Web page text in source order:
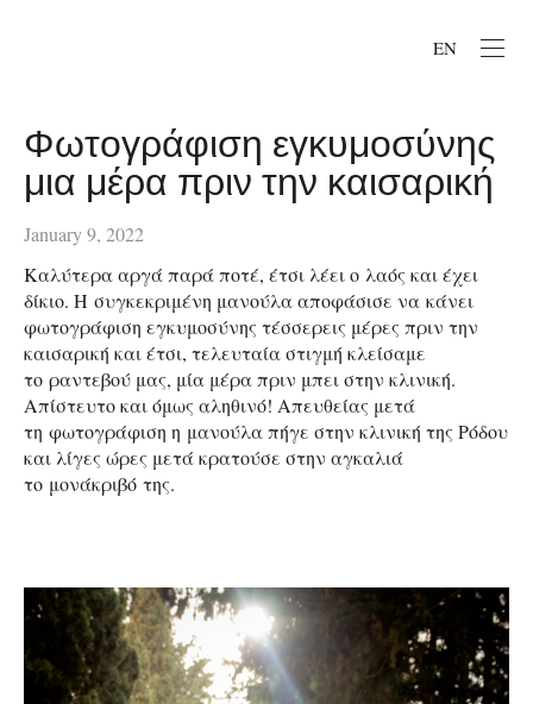
EN
Φωτογράφιση εγκυμοσύνης
μια μέρα πριν την καισαρική
January 9, 2022
Καλύτερα αργά παρά ποτέ, έτσι λέει ο λαός και έχει
δίκιο. Η συγκεκριμένη μανούλα αποφάσισε να κάνει
φωτογράφιση εγκυμοσύνης τέσσερεις μέρες πριν την
καισαρική και έτσι, τελευταία στιγμή κλείσαμε
το ραντεβού μας, μία μέρα πριν μπει στην κλινική.
Απίστευτο και όμως αληθινό! Απευθείας μετά
τη φωτογράφιση η μανούλα πήγε στην κλινική της Ρόδου
και λίγες ώρες μετά κρατούσε στην αγκαλιά
το μονάκριβό της.